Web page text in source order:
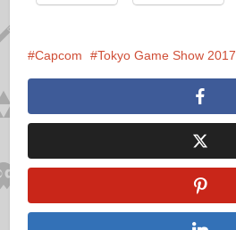
Capcom Tokyo Game Show 2017